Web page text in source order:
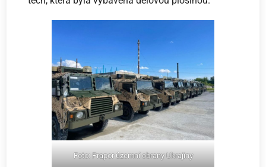
Foto: Prapor územní obrany Ukrajiny